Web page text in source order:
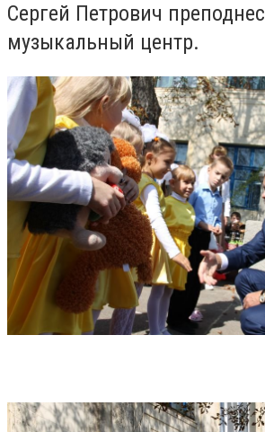
Сергей Петрович преподнес
музыкальный центр.